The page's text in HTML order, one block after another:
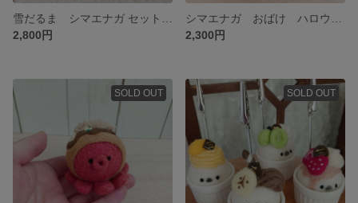
2,800円
2,300円
SOLD OUT SOLD OUT